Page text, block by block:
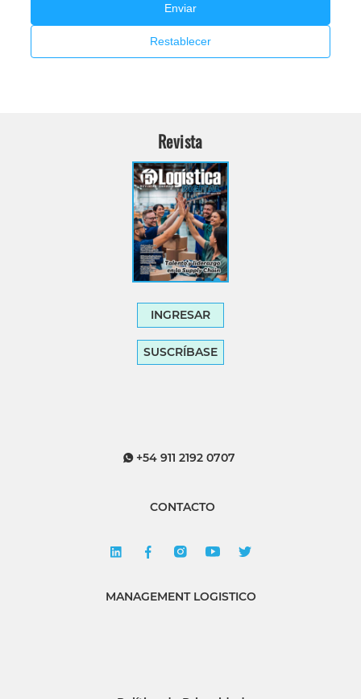
Enviar
Restablecer
Revista
INGRESAR
SUSCRÍBASE
+54 911 2192 0707
CONTACTO
MANAGEMENT LOGISTICO